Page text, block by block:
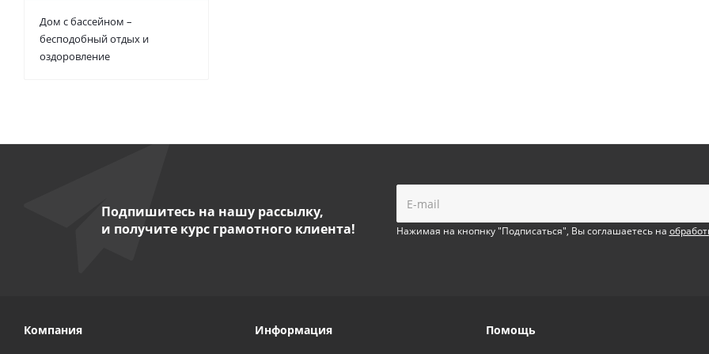
Дом с бассейном –
бесподобный отдых и
оздоровление
Подпишитесь на нашу рассылку,
и получите курс грамотного клиента!
Нажимая на кнопнку "Подписаться", Вы соглашаетесь на
Компания Информация Помощь